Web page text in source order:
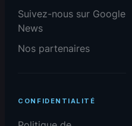
Suivez-nous sur Google
News
Nos partenaires
CONFIDENTIALITÉ